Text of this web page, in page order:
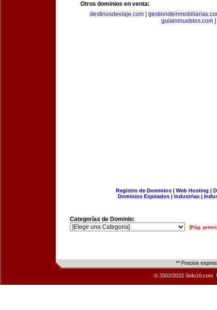
Otros dominios en venta:
destinosdeviaje.com|
guiainmuebles.com|
Registro de Dominios| Web Hosting |
Dominios Expirados | Industrias |
Categorías de Dominio:
[Pág.
** Precios
© 2002/2022 Solo10.com